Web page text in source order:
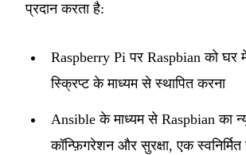
प्रदान करता है:
Raspberry Pi पर Raspbian को घर
स्क्रिप्ट के माध्यम से स्थापित करना
Ansible के माध्यम से Raspbian का
कॉन्फ़िगरेशन और सुरक्षा, एक